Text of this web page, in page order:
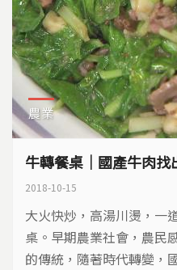
農業
牛轉餐桌｜國產牛肉找
2018-10-15
大火快炒，高湯川燙，一
桌。早期農業社會，農民
的傳統，隨著時代轉變，